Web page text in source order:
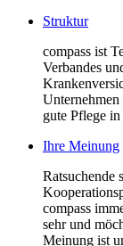
Struktur
compass ist
Verbandes
gute Pflege
Ihre Meinung
Ratsuchende
compass
sehr und
Meinung ist